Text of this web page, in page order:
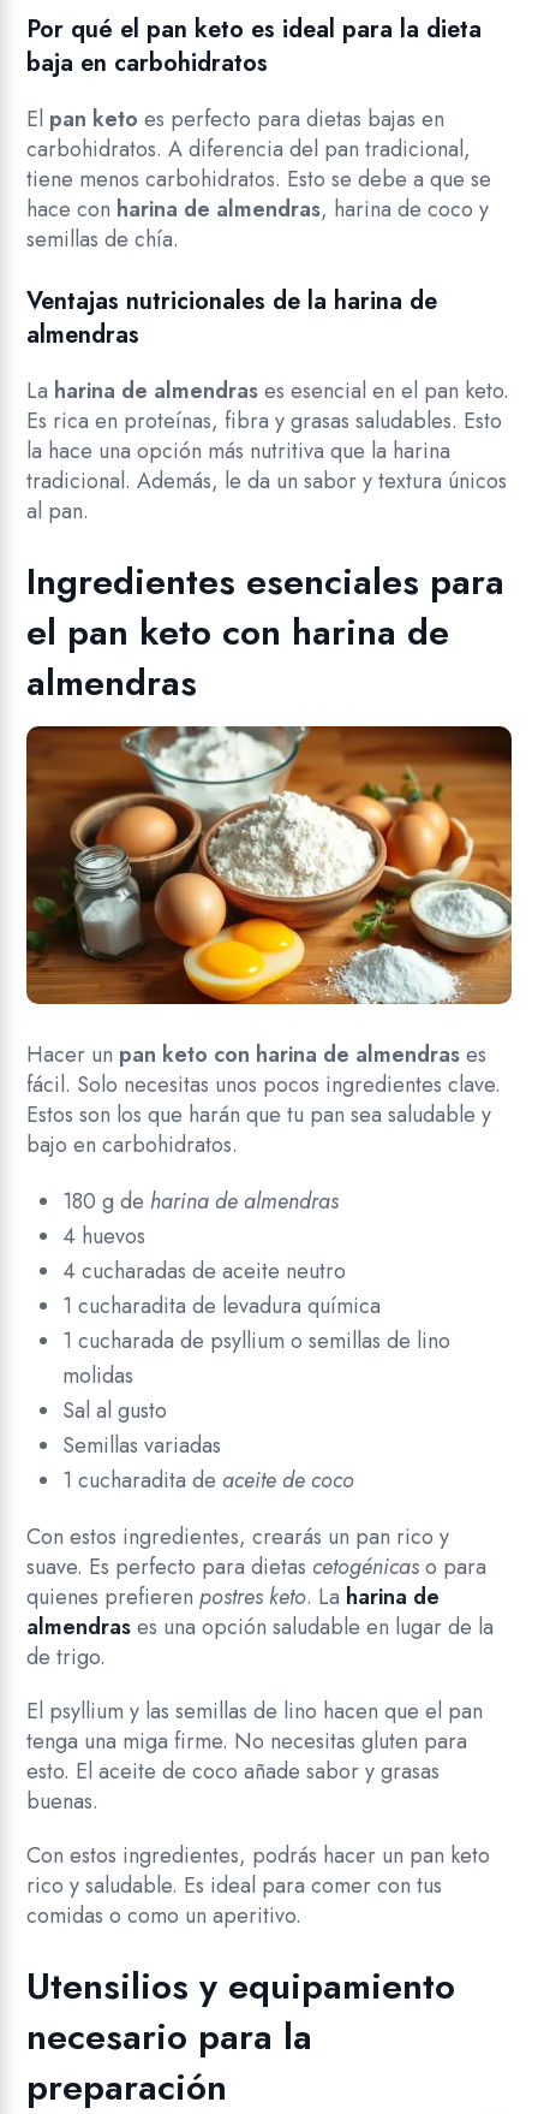
Por qué el pan keto es ideal para la dieta
baja en carbohidratos
El pan keto es perfecto para dietas bajas en
carbohidratos. A diferencia del pan tradicional,
tiene menos carbohidratos. Esto se debe a que se
hace con harina de almendras, harina de coco y
semillas de chía.
Ventajas nutricionales de la harina de
almendras
La harina de almendrases esencial en el pan keto.
Es rica en proteínas, fibra y grasas saludables. Esto
la hace una opción más nutritiva que la harina
tradicional. Además, le da un sabor y textura únicos
al pan.
Ingredientes esenciales para
el pan keto con harina de
almendras
Hacer un pan keto con harina de almendrases
fácil. Solo necesitas unos pocos ingredientes clave.
Estos son los que harán que tu pan sea saludable y
bajo en carbohidratos.
180 g de harina de almendras
4 huevos
4 cucharadas de aceite neutro
1 cucharadita de levadura química
1 cucharada de psyllium o semillas de lino
molidas
Sal al gusto
Semillas variadas
1 cucharadita deaceite de coco
Con estos ingredientes, crearás un pan rico y
suave. Es perfecto para dietascetogénicaso para
quienes prefierenpostres keto. La harina de
almendrases una opción saludable en lugar de la
de trigo.
El psyllium y las semillas de lino hacen que el pan
tenga una miga firme. No necesitas gluten para
esto. El aceite de coco añade sabor y grasas
buenas.
Con estos ingredientes, podrás hacer un pan keto
rico y saludable. Es ideal para comer con tus
comidas o como un aperitivo.
Utensilios y equipamiento
necesario para la
preparación